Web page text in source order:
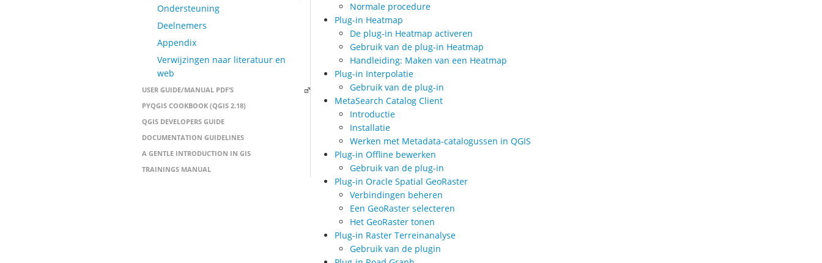
Ondersteuning
Deelnemers
Appendix
Verwijzingen naar literatuur en
web
USER GUIDE/MANUAL PDF’S
PYQGIS COOKBOOK (QGIS 2.18)
QGIS DEVELOPERS GUIDE
DOCUMENTATION GUIDELINES
A GENTLE INTRODUCTION IN GIS
TRAININGS MANUAL
Normale procedure
Plug-in Heatmap
De plug-in Heatmap activeren
Gebruik van de plug-in Heatmap
Handleiding: Maken van een Heatmap
Plug-in Interpolatie
Gebruik van de plug-in
MetaSearch Catalog Client
Introductie
Installatie
Werken met Metadata-catalogussen in QGIS
Plug-in Offline bewerken
Gebruik van de plug-in
Plug-in Oracle Spatial GeoRaster
Verbindingen beheren
Een GeoRaster selecteren
Het GeoRaster tonen
Plug-in Raster Terreinanalyse
Gebruik van de plugin